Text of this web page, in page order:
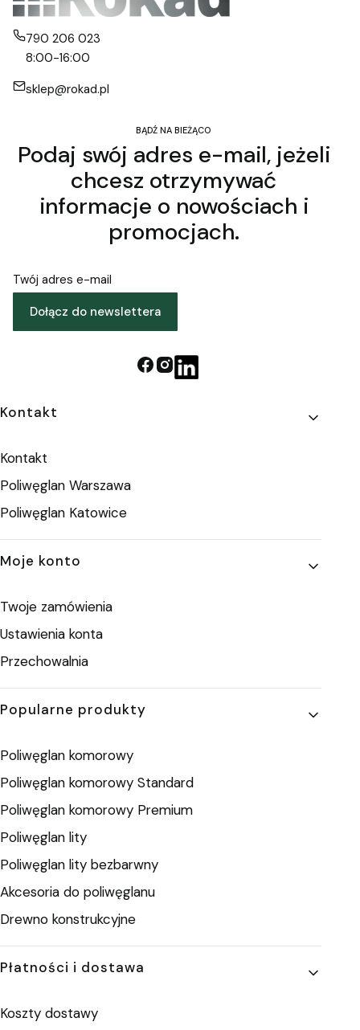
790 206 023
8:00-16:00
sklep@rokad.pl
BĄDŹ NA BIEŻĄCO
Podaj swój adres e-mail, jeżeli
chcesz otrzymywać
informacje o nowościach i
promocjach.
Twój adres e-mail
Dołącz do newslettera
Linki w stopce
Kontakt
Kontakt
Poliwęglan Warszawa
Poliwęglan Katowice
Moje konto
Twoje zamówienia
Ustawienia konta
Przechowalnia
Popularne produkty
Poliwęglan komorowy
Poliwęglan komorowy Standard
Poliwęglan komorowy Premium
Poliwęglan lity
Poliwęglan lity bezbarwny
Akcesoria do poliwęglanu
Drewno konstrukcyjne
Płatności i dostawa
Koszty dostawy